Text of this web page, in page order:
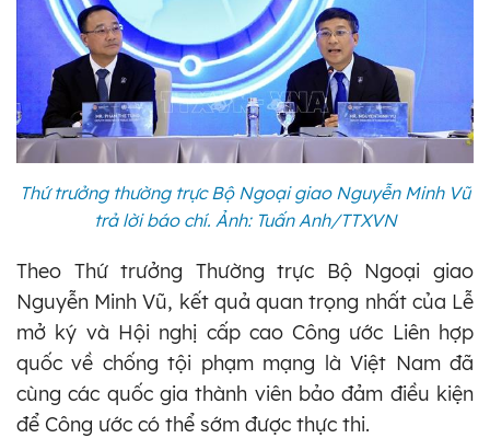
Thứ trưởng thường trực Bộ Ngoại giao Nguyễn Minh Vũ
trả lời báo chí. Ảnh: Tuấn Anh/TTXVN
Theo Thứ trưởng Thường trực Bộ Ngoại giao
Nguyễn Minh Vũ, kết quả quan trọng nhất của Lễ
mở ký và Hội nghị cấp cao Công ước Liên hợp
quốc về chống tội phạm mạng là Việt Nam đã
cùng các quốc gia thành viên bảo đảm điều kiện
để Công ước có thể sớm được thực thi.